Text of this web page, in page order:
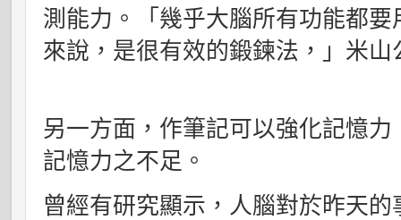
測能力。「幾乎大腦所有功能都
來說，是很有效的鍛鍊法，」米山
另一方面，作筆記可以強化記憶
記憶力之不足。
曾經有研究顯示，人腦對於昨天